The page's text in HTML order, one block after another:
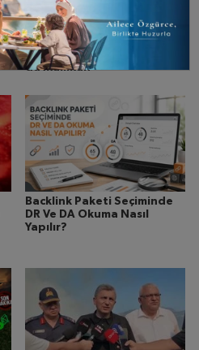
Mevlan Kurtishi Alanya’ya
Geliyor: Dışarıdan Katılım
da Mümkün
Backlink Paketi Seçiminde
DR Ve DA Okuma Nasıl
Yapılır?